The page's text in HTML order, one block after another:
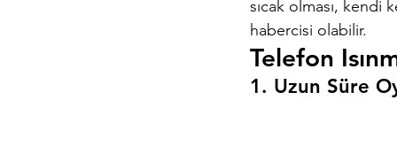
sıcak olması, kendi
habercisi olabilir.
Telefon
1. Uzun Süre